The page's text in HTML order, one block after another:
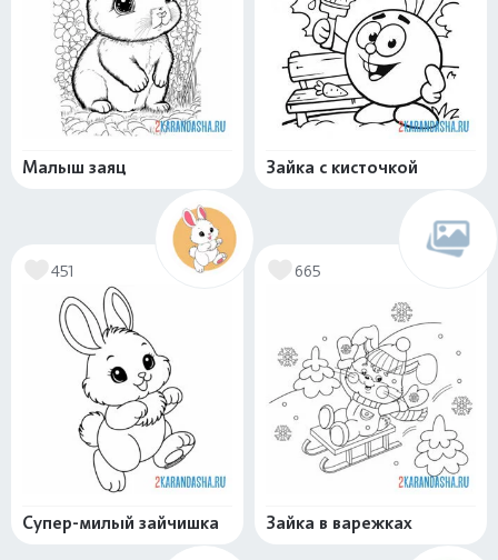
Малыш заяц Зайка с кисточкой
451
Супер-милый зайчишка
665
Зайка в варежках